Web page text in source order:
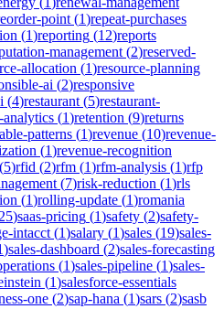
point (1)repeat-purchases
(1)reporting (12)reports
management (2)reserved-
allocation (1)resource-planning
ai (2)responsive
(4)restaurant (5)restaurant-
analytics (1)retention (9)returns
patterns (1)revenue (10)revenue-
(1)revenue-recognition
(5)rfid (2)rfm (1)rfm-analysis (1)rfp
(7)risk-reduction (1)rls
(1)rolling-update (1)romania
25)saas-pricing (1)safety (2)safety-
intacct (1)salary (1)sales (19)sales-
)sales-dashboard (2)sales-forecasting
(1)sales-pipeline (1)sales-
(1)salesforce-essentials
one (2)sap-hana (1)sars (2)sasb